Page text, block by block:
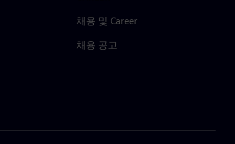
채용 및 Career
채용 공고